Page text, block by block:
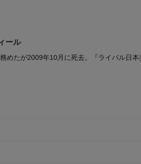
ール
めたが2009年10月に死去。『ライバル日本